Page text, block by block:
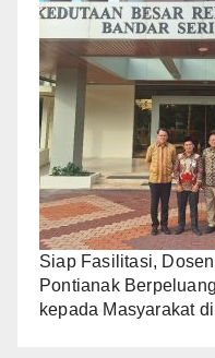
Siap Fasilitasi,
Pontianak
kepada Masyarakat